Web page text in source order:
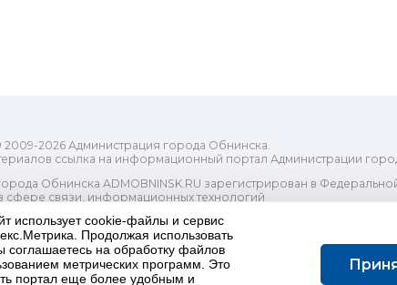
2009-2026 Администрация города Обнинска.
ссылка на информационный портал Администрации
Обнинска ADMOBNINSK.RU зарегистрирован в
сфере связи, информационных технологий
о регистрации Эл № ФС77-73321
орган) городского округа "Город Обнинск".
почты Редакции: redactor@admobninsk.ru
Телефон Редакции: +7 (484) 395-85-85
использует cookie-файлы и сервис
Продолжая использовать
соглашаетесь на обработку файлов
метрических программ. Это
портал еще более удобным и